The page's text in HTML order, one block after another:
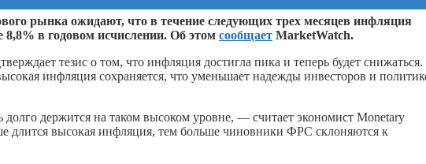
рынка ожидают, что в течение следующих трех месяцев инфляция
в годовом исчислении. Об этом сообщает MarketWatch.
тезис о том, что инфляция достигла пика и теперь будет
инфляция сохраняется, что уменьшает надежды инвесторов и
держится на таком высоком уровне, — считает экономист Monetary
длится высокая инфляция, тем больше чиновники ФРС склоняются к